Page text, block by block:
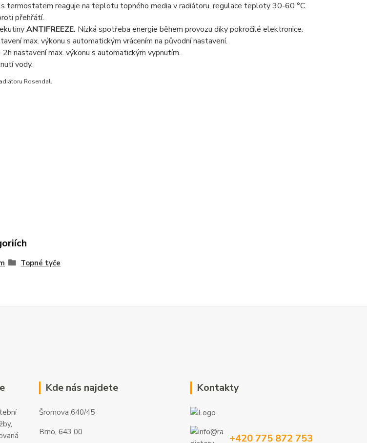
termostatem reaguje na teplotu topného media v radiátoru, regulace teploty 30-60 °C.
přehřátí.
ANTIFREEZE. Nízká spotřeba energie během provozu díky pokročilé elektronice.
max. výkonu s automatickým vrácením na původní nastavení.
2h nastavení max. výkonu s automatickým vypnutím.
vody.
Rosendal.
Topné tyče
Kde nás najdete
Šromova 640/45
Brno, 643 00
Kontakty
+420 775 872 753